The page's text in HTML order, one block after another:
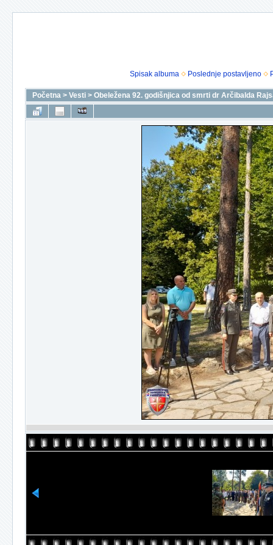
Spisak albuma Poslednje postavljeno
Početna > Vesti > Obeležena 92. godišnjica od smrti dr Arčibalda